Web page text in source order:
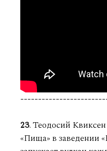
23. Теодосий
«Пища» в заведении